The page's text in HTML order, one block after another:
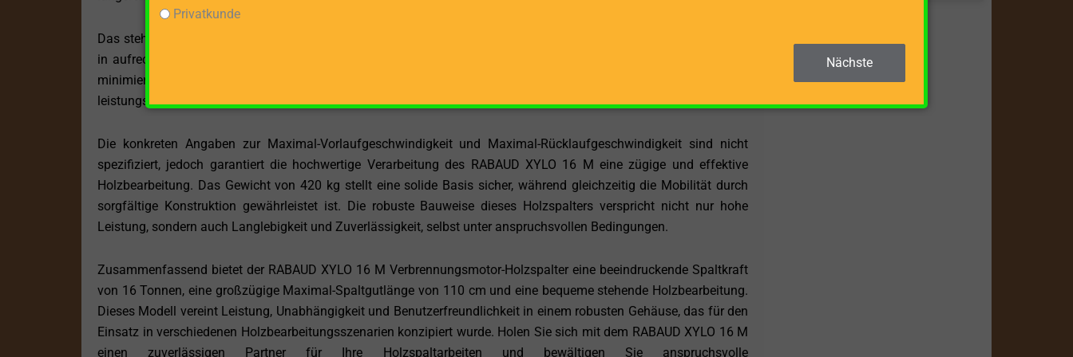
Das stehende Design des Holzspalters fördert eine ergonomische Arbeitsweise. Der Bediener kann den Holzstamm
in aufrechter Position bearbeiten, was nicht nur die Effizienz steigert, sondern auch die Belastung des Bedieners
minimiert. Die großzügigen Gerätemaße von 304 x 146 x 252 cm zeigen, dass dieser Holzspalter nicht nur
leistungsstark, sondern auch robust und stabil in der Konstruktion ist.
Die konkreten Angaben zur Maximal-Vorlaufgeschwindigkeit und Maximal-Rücklaufgeschwindigkeit sind nicht
spezifiziert, jedoch garantiert die hochwertige Verarbeitung des RABAUD XYLO 16 M eine zügige und effektive
Holzbearbeitung. Das Gewicht von 420 kg stellt eine solide Basis sicher, während gleichzeitig die Mobilität durch
sorgfältige Konstruktion gewährleistet ist. Die robuste Bauweise dieses Holzspalters verspricht nicht nur hohe
Leistung, sondern auch Langlebigkeit und Zuverlässigkeit, selbst unter anspruchsvollen Bedingungen.
Zusammenfassend bietet der RABAUD XYLO 16 M Verbrennungsmotor-Holzspalter eine beeindruckende Spaltkraft
von 16 Tonnen, eine großzügige Maximal-Spaltgutlänge von 110 cm und eine bequeme stehende Holzbearbeitung.
Dieses Modell vereint Leistung, Unabhängigkeit und Benutzerfreundlichkeit in einem robusten Gehäuse, das für den
Einsatz in verschiedenen Holzbearbeitungsszenarien konzipiert wurde. Holen Sie sich mit dem RABAUD XYLO 16 M
einen zuverlässigen Partner für Ihre Holzspaltarbeiten und bewältigen Sie anspruchsvolle
Privatkunde
Nächste